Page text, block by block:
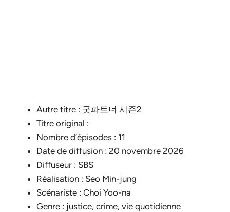
Autre titre : 굿파트너 시즌2
Titre original :
Nombre d’épisodes : 11
Date de diffusion : 20 novembre 2026
Diffuseur : SBS
Réalisation : Seo Min-jung
Scénariste : Choi Yoo-na
Genre : justice, crime, vie quotidienne